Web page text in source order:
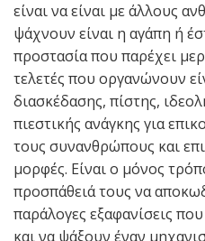
είναι να είναι με άλλους
ψάχνουν είναι η αγάπη ή
προστασία που παρέχει
τελετές που οργανώνουν
διασκέδασης, πίστης,
πιεστικής ανάγκης για
τους συνανθρώπους και
μορφές. Είναι ο μόνος
προσπάθειά τους να
παράλογες εξαφανίσεις
και να ψάξουν έναν